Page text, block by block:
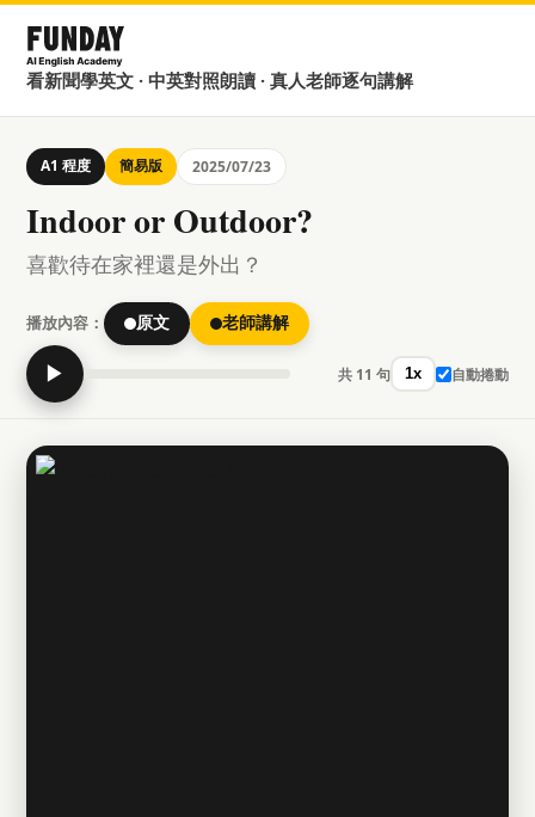
看新聞學英文 · 中英對照朗讀 · 真人老師逐句講解
A1 程度 簡易版 2025/07/23
Indoor or Outdoor?
喜歡待在家裡還是外出？
播放內容： 原文 老師講解
▶ 共 11 句 1x 自動捲動